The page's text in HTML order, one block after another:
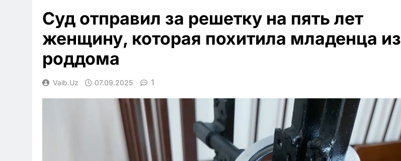
Суд отправил за решетку на пять лет
женщину, которая похитила младенца из
роддома
Vaib.uz 07.09.2025 1